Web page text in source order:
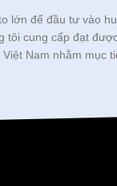
lớn để đầu tư vào
tôi cung cấp đạt
Nam nhằm mục